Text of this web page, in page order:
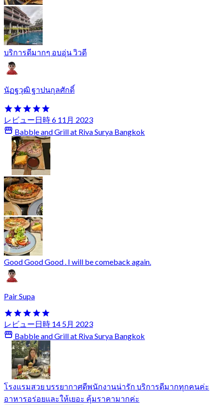
บริการดีมากๆ อบอุ่น วิวดี
นัฏฐวุฒิ ฐาปนกุลศักดิ์
レビュー日時 6 11月 2023
Babble and Grill at Riva Surya Bangkok
Good Good Good . I will be comeback again.
Pair Supa
レビュー日時 14 5月 2023
Babble and Grill at Riva Surya Bangkok
โรงแรม​สวย​ บรรยากาศ​ดี​พนักงาน​น่ารัก​ บริการ​ดีมาก​ทุกคนค่ะ​
อาหารอร่อยและให้เยอะ​ คุ้มราคามากค่ะ